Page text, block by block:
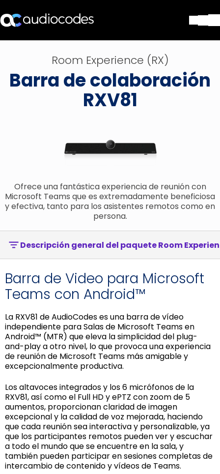
Productos y Aplicaciones
Partners
Servicios y Soporte Técnico
Stay in the loop
SUSCRÍBASE A NUESTRO BOLETÍN
Room Experience (RX)
Barra de colaboración
RXV81
Ofrece una fantástica experiencia de reunión con
Microsoft Teams que es extremadamente beneficiosa
y efectiva, tanto para los asistentes remotos como en
persona.
Descripción general del paquete Room
Barra de Video para Microsoft
Teams con Android™
La RXV81 de AudioCodes es una barra de vídeo
independiente para Salas de Microsoft Teams en
Android™ (MTR) que eleva la simplicidad del plug-
and-play a otro nivel, lo que provoca una experiencia
de reunión de Microsoft Teams más amigable y
excepcionalmente productiva.
Los altavoces integrados y los 6 micrófonos de la
RXV81, así como el Full HD y ePTZ con zoom de 5
aumentos, proporcionan claridad de imagen
excepcional y la calidad de voz mejorada, haciendo
que cada reunión sea interactiva y personalizable, ya
que los participantes remotos pueden ver y escuchar
a todo el mundo que se encuentre en la sala, y
también pueden participar en sesiones completas de
intercambio de contenido y vídeos de Teams.